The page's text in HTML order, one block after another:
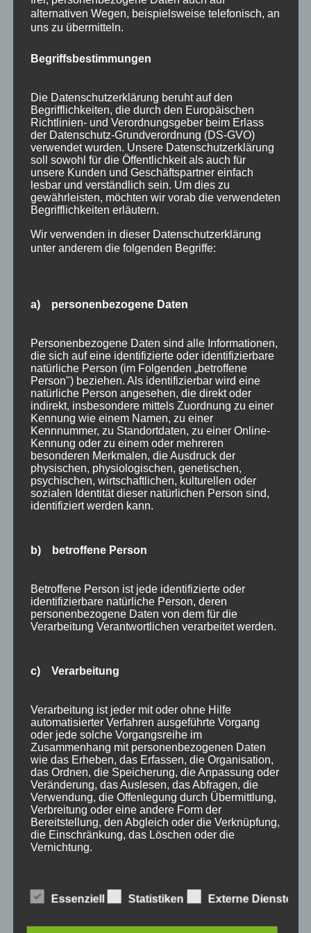
Extra Rabatt im März
Traveller Review Award 2026
Blog
Archiv
Kategorien
Allgäu
Allgemein
Angebote
Bergbahnen
Empfehlung
FIS Nordische Ski WM
Gäste
Gesundheit
Haus Partale
Info
Oberstdorf
Stellenangebot
Urlaub
Wintersport
Bei uns…
BERGBAHN UNLIMITED
Ausgezeichnet von KAYAK
alternativen Wegen, beispielsweise telefonisch, an
uns zu übermitteln.
Begriffsbestimmungen
Die Datenschutzerklärung beruht auf den
Begrifflichkeiten, die durch den Europäischen
Richtlinien- und Verordnungsgeber beim Erlass
der Datenschutz-Grundverordnung (DS-GVO)
verwendet wurden. Unsere Datenschutzerklärung
soll sowohl für die Öffentlichkeit als auch für
unsere Kunden und Geschäftspartner einfach
lesbar und verständlich sein. Um dies zu
gewährleisten, möchten wir vorab die verwendeten
Begrifflichkeiten erläutern.
Wir verwenden in dieser Datenschutzerklärung
unter anderem die folgenden Begriffe:
a) personenbezogene Daten
Personenbezogene Daten sind alle Informationen,
die sich auf eine identifizierte oder identifizierbare
natürliche Person (im Folgenden „betroffene
Person") beziehen. Als identifizierbar wird eine
natürliche Person angesehen, die direkt oder
indirekt, insbesondere mittels Zuordnung zu einer
Kennung wie einem Namen, zu einer
Kennnummer, zu Standortdaten, zu einer Online-
Kennung oder zu einem oder mehreren
besonderen Merkmalen, die Ausdruck der
physischen, physiologischen, genetischen,
psychischen, wirtschaftlichen, kulturellen oder
sozialen Identität dieser natürlichen Person sind,
identifiziert werden kann.
b) betroffene Person
Betroffene Person ist jede identifizierte oder
identifizierbare natürliche Person, deren
personenbezogene Daten von dem für die
Verarbeitung Verantwortlichen verarbeitet werden.
c) Verarbeitung
Verarbeitung ist jeder mit oder ohne Hilfe
automatisierter Verfahren ausgeführte Vorgang
oder jede solche Vorgangsreihe im
Zusammenhang mit personenbezogenen Daten
wie das Erheben, das Erfassen, die Organisation,
das Ordnen, die Speicherung, die Anpassung oder
Veränderung, das Auslesen, das Abfragen, die
Verwendung, die Offenlegung durch Übermittlung,
Verbreitung oder eine andere Form der
Bereitstellung, den Abgleich oder die Verknüpfung,
die Einschränkung, das Löschen oder die
Vernichtung.
d) Einschränkung der Verarbeitung
Essenziell Statistiken Externe Dienste